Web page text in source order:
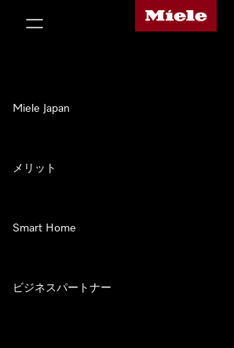
Mieleのホームページ
Miele Japan
メリット
Smart Home
ビジネスパートナー